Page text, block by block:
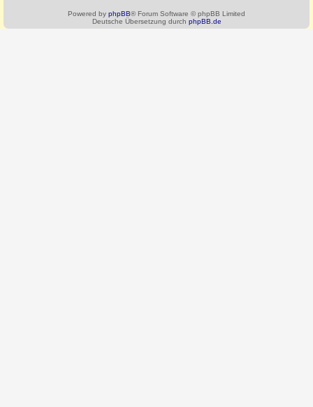
Powered by phpBB® Forum Software © phpBB Limited
Deutsche Übersetzung durch phpBB.de